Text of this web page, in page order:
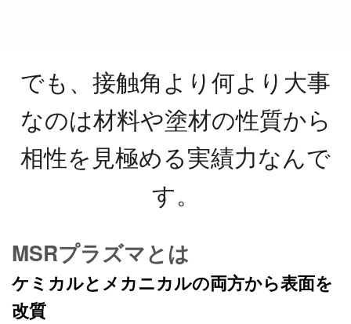
でも、接触角より何より大事
なのは材料や塗材の性質から
相性を見極める実績力なんで
す。
MSRプラズマとは
ケミカルとメカニカルの両方から表面を
改質